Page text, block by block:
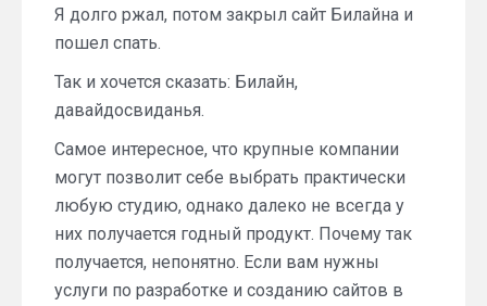
Я долго ржал, потом закрыл сайт Билайна и
пошел спать.
Так и хочется сказать: Билайн,
давайдосвиданья.
Самое интересное, что крупные компании
могут позволит себе выбрать практически
любую студию, однако далеко не всегда у
них получается годный продукт. Почему так
получается, непонятно. Если вам нужны
услуги по разработке и созданию сайтов в